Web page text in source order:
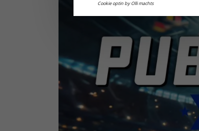
Cookie optin by Olli machts